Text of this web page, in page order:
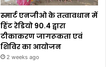
स्मार्ट एनजीओ के तत्वावधान में
हिंट रेडियो 90.4 द्वारा
टीकाकरण जागरूकता एवं
शिविर का आयोजन
2 weeks ago